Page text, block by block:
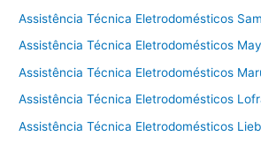
Assistência Técnica Eletrodomésticos
Assistência Técnica Eletrodomésticos
Assistência Técnica Eletrodomésticos
Assistência Técnica Eletrodomésticos
Assistência Técnica Eletrodomésticos